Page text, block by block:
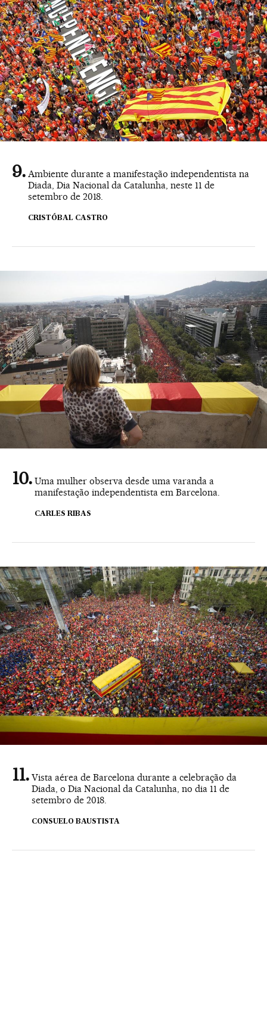
Ambiente durante a manifestação independentista na
Diada, Dia Nacional da Catalunha, neste 11 de
setembro de 2018.
CRISTÓBAL CASTRO
Uma mulher observa desde uma varanda a
manifestação independentista em Barcelona.
CARLES RIBAS
Vista aérea de Barcelona durante a celebração da
Diada, o Dia Nacional da Catalunha, no dia 11 de
setembro de 2018.
CONSUELO BAUSTISTA